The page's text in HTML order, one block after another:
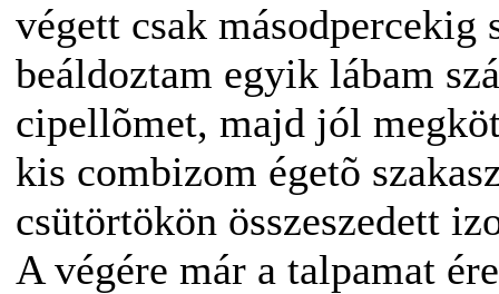
végett csak
beáldoztam egyik lábam
cipellõmet, majd jól
kis combizom égetõ
csütörtökön összeszedett
A végére már a talpamat